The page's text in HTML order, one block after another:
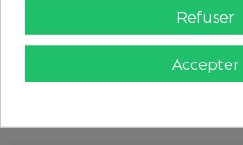
Refuser
Accepter